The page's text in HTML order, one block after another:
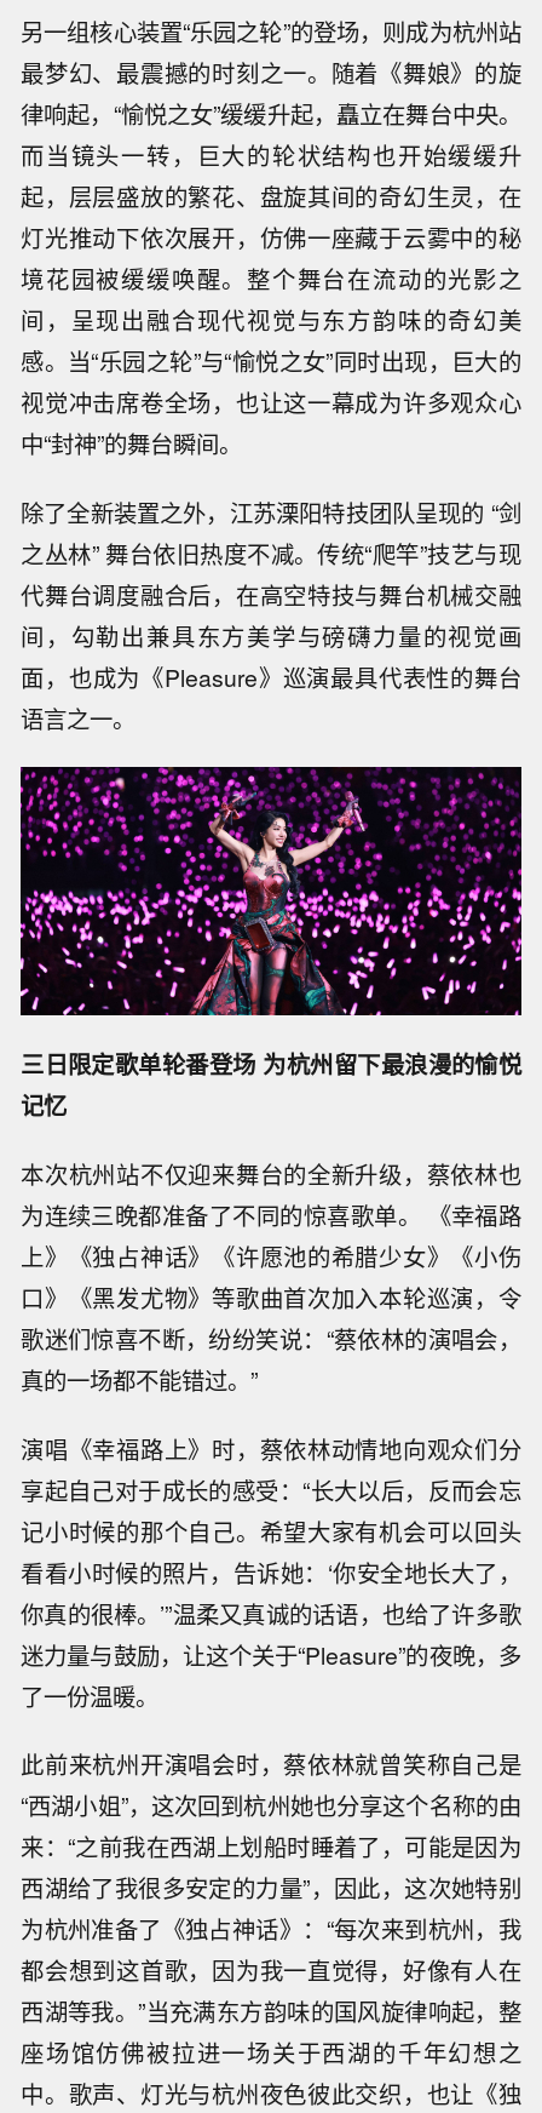
另一组核心装置“乐园之轮”的登场，则成为杭州站
最梦幻、最震撼的时刻之一。随着《舞娘》的旋
律响起，“愉悦之女”缓缓升起，矗立在舞台中央。
而当镜头一转，巨大的轮状结构也开始缓缓升
起，层层盛放的繁花、盘旋其间的奇幻生灵，在
灯光推动下依次展开，仿佛一座藏于云雾中的秘
境花园被缓缓唤醒。整个舞台在流动的光影之
间，呈现出融合现代视觉与东方韵味的奇幻美
感。当“乐园之轮”与“愉悦之女”同时出现，巨大的
视觉冲击席卷全场，也让这一幕成为许多观众心
中“封神”的舞台瞬间。
除了全新装置之外，江苏溧阳特技团队呈现的 “剑
之丛林” 舞台依旧热度不减。传统“爬竿”技艺与现
代舞台调度融合后，在高空特技与舞台机械交融
间，勾勒出兼具东方美学与磅礴力量的视觉画
面，也成为《Pleasure》巡演最具代表性的舞台
语言之一。
三日限定歌单轮番登场 为杭州留下最浪漫的愉悦
记忆
本次杭州站不仅迎来舞台的全新升级，蔡依林也
为连续三晚都准备了不同的惊喜歌单。 《幸福路
上》《独占神话》《许愿池的希腊少女》《小伤
口》《黑发尤物》等歌曲首次加入本轮巡演，令
歌迷们惊喜不断，纷纷笑说：“蔡依林的演唱会，
真的一场都不能错过。”
演唱《幸福路上》时，蔡依林动情地向观众们分
享起自己对于成长的感受：“长大以后，反而会忘
记小时候的那个自己。希望大家有机会可以回头
看看小时候的照片，告诉她：‘你安全地长大了，
你真的很棒。’”温柔又真诚的话语，也给了许多歌
迷力量与鼓励，让这个关于“Pleasure”的夜晚，多
了一份温暖。
此前来杭州开演唱会时，蔡依林就曾笑称自己是
“西湖小姐”，这次回到杭州她也分享这个名称的由
来：“之前我在西湖上划船时睡着了，可能是因为
西湖给了我很多安定的力量”，因此，这次她特别
为杭州准备了《独占神话》：“每次来到杭州，我
都会想到这首歌，因为我一直觉得，好像有人在
西湖等我。”当充满东方韵味的国风旋律响起，整
座场馆仿佛被拉进一场关于西湖的千年幻想之
中。歌声、灯光与杭州夜色彼此交织，也让《独